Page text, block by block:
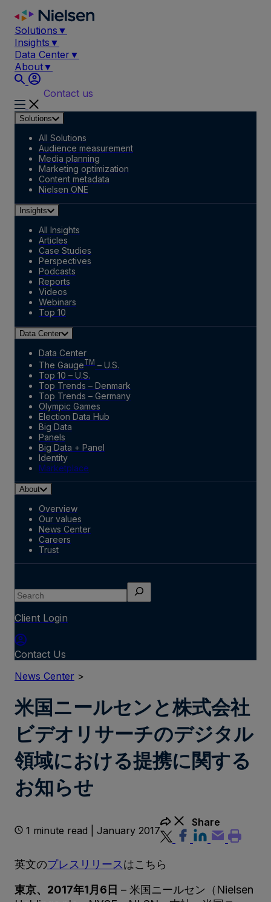
Skip
content
Solutions ▼
Insights ▼
Data Center ▼
About▼
Contact us
Solutions
All Solutions
Audience measurement
Media planning
Marketing optimization
Content metadata
Nielsen ONE
Insights
All Insights
Articles
Case Studies
Perspectives
Podcasts
Reports
Videos
Webinars
Top 10
Data Center
Data Center
The GaugeTM – U.S.
Top 10 – U.S.
Top Trends – Denmark
Top Trends – Germany
Olympic Games
Election Data Hub
Big Data
Panels
Big Data + Panel
Identity
Marketplace
About
Overview
Our values
News Center
Careers
Trust
Search
Client Login
Contact Us
News Center >
米国ニールセンと株式会社
ビデオリサーチのデジタル
領域における提携に関する
お知らせ
1 minute read | January 2017
Share
英文のプレスリリースはこちら
東京、2017年1月6日 – 米国ニールセン（Nielsen